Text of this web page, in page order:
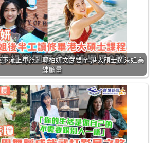
下流上車族》郭柏妍文武雙全 港大碩士選港姐為
練膽量